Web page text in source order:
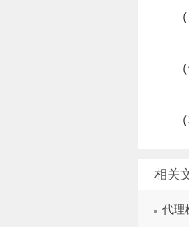
（
相关
代理